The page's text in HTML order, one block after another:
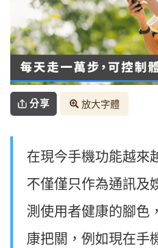
分享 放大字體
在現今手機功能越來
不僅僅只作為通訊及
測使用者健康的腳色
康把關，例如現在手